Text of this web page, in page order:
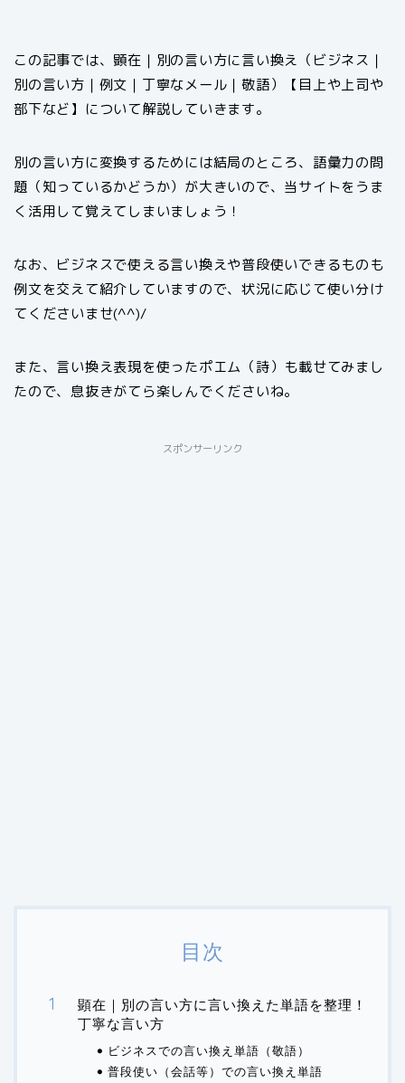
この記事では、顕在｜別の言い方に言い換え（ビジネス｜
別の言い方｜例文｜丁寧なメール｜敬語）【目上や上司や
部下など】について解説していきます。
別の言い方に変換するためには結局のところ、語彙力の問
題（知っているかどうか）が大きいので、当サイトをうま
く活用して覚えてしまいましょう！
なお、ビジネスで使える言い換えや普段使いできるものも
例文を交えて紹介していますので、状況に応じて使い分け
てくださいませ(^^)/
また、言い換え表現を使ったポエム（詩）も載せてみまし
たので、息抜きがてら楽しんでくださいね。
スポンサーリンク
目次
顕在｜別の言い方に言い換えた単語を整理！
丁寧な言い方
ビジネスでの言い換え単語（敬語）
普段使い（会話等）での言い換え単語